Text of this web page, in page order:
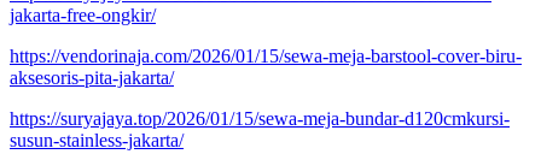
jakarta-free-ongkir/
https://vendorinaja.com/2026/01/15/sewa-meja-barstool-cover-biru-
aksesoris-pita-jakarta/
https://suryajaya.top/2026/01/15/sewa-meja-bundar-d120cmkursi-
susun-stainless-jakarta/